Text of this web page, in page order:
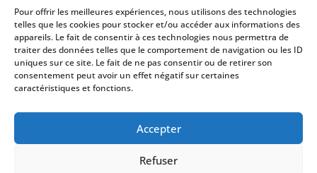
Pour offrir les meilleures expériences, nous utilisons des technologies
telles que les cookies pour stocker et/ou accéder aux informations des
appareils. Le fait de consentir à ces technologies nous permettra de
traiter des données telles que le comportement de navigation ou les ID
uniques sur ce site. Le fait de ne pas consentir ou de retirer son
consentement peut avoir un effet négatif sur certaines
caractéristiques et fonctions.
Accepter
Refuser
ADN
Activités
Avocats
Bureaux
Contact